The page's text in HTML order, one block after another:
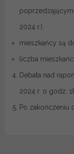
2024 r.).
mieszkańcy są
liczba
Debata nad
2024 r. o godz.
Po zakończeniu